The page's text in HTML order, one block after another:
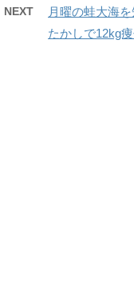
NEXT
月曜の蛙大海
たかしで12kg